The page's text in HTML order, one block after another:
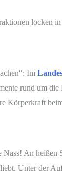
locken
Im
rund um
Körperkraft
An heißen
Unter der